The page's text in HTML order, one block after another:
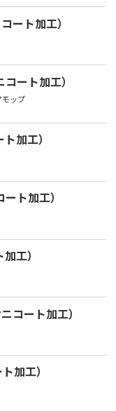
ート加工）
ート加工）
モップ
加工）
ト加工）
工）
コート加工）
加工）